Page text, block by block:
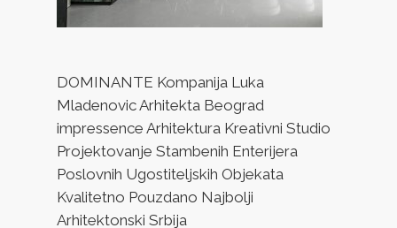
DOMINANTE Kompanija Luka
Mladenovic Arhitekta Beograd
impressence Arhitektura Kreativni Studio
Projektovanje Stambenih Enterijera
Poslovnih Ugostiteljskih Objekata
Kvalitetno Pouzdano Najbolji
Arhitektonski Srbija